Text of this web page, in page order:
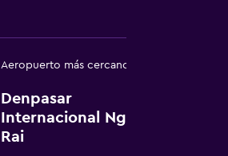
Aeropuerto más cercano
Denpasar
Internacional Ngurah
Rai